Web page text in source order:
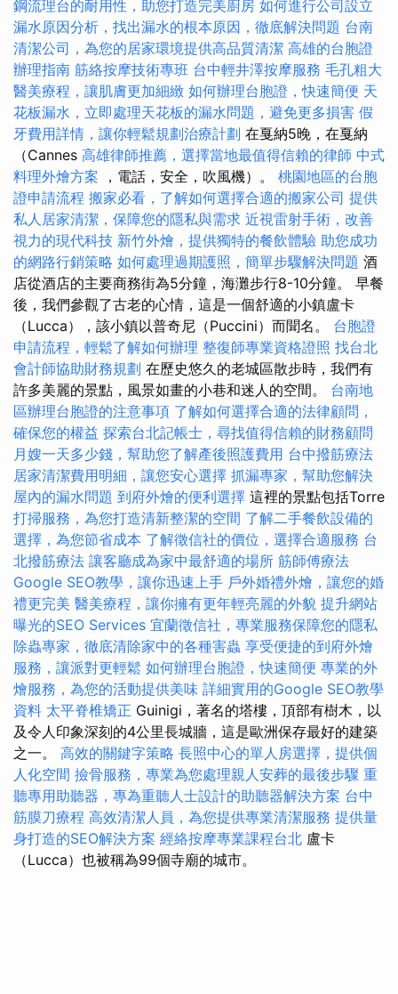
鋼流理台的耐用性，助您打造完美廚房 如何進行公司設立
漏水原因分析，找出漏水的根本原因，徹底解決問題 台南
清潔公司，為您的居家環境提供高品質清潔 高雄的台胞證
辦理指南 筋絡按摩技術專班 台中輕井澤按摩服務 毛孔粗大
醫美療程，讓肌膚更加細緻 如何辦理台胞證，快速簡便 天
花板漏水，立即處理天花板的漏水問題，避免更多損害 假
牙費用詳情，讓你輕鬆規劃治療計劃 在戛納5晚，在戛納
（Cannes 高雄律師推薦，選擇當地最值得信賴的律師 中式
料理外燴方案
，電話，安全，吹風機）。 桃園地區的台胞
證申請流程 搬家必看，了解如何選擇合適的搬家公司 提供
私人居家清潔，保障您的隱私與需求 近視雷射手術，改善
視力的現代科技 新竹外燴，提供獨特的餐飲體驗 助您成功
的網路行銷策略 如何處理過期護照，簡單步驟解決問題 酒
店從酒店的主要商務街為5分鐘，海灘步行8-10分鐘。 早餐
後，我們參觀了古老的心情，這是一個舒適的小鎮盧卡
（Lucca），該小鎮以普奇尼（Puccini）而聞名。 台胞證
申請流程，輕鬆了解如何辦理 整復師專業資格證照 找台北
會計師協助財務規劃 在歷史悠久的老城區散步時，我們有
許多美麗的景點，風景如畫的小巷和迷人的空間。 台南地
區辦理台胞證的注意事項 了解如何選擇合適的法律顧問，
確保您的權益 探索台北記帳士，尋找值得信賴的財務顧問
月嫂一天多少錢，幫助您了解產後照護費用 台中撥筋療法
居家清潔費用明細，讓您安心選擇 抓漏專家，幫助您解決
屋內的漏水問題 到府外燴的便利選擇 這裡的景點包括Torre
打掃服務，為您打造清新整潔的空間 了解二手餐飲設備的
選擇，為您節省成本 了解徵信社的價位，選擇合適服務 台
北撥筋療法 讓客廳成為家中最舒適的場所 筋師傅療法
Google SEO教學，讓你迅速上手 戶外婚禮外燴，讓您的婚
禮更完美 醫美療程，讓你擁有更年輕亮麗的外貌 提升網站
曝光的SEO Services 宜蘭徵信社，專業服務保障您的隱私
除蟲專家，徹底清除家中的各種害蟲 享受便捷的到府外燴
服務，讓派對更輕鬆 如何辦理台胞證，快速簡便 專業的外
燴服務，為您的活動提供美味 詳細實用的Google SEO教學
資料 太平脊椎矯正 Guinigi，著名的塔樓，頂部有樹木，以
及令人印象深刻的4公里長城牆，這是歐洲保存最好的建築
之一。 高效的關鍵字策略 長照中心的單人房選擇，提供個
人化空間 撿骨服務，專業為您處理親人安葬的最後步驟 重
聽專用助聽器，專為重聽人士設計的助聽器解決方案 台中
筋膜刀療程 高效清潔人員，為您提供專業清潔服務 提供量
身打造的SEO解決方案 經絡按摩專業課程台北 盧卡
（Lucca）也被稱為99個寺廟的城市。